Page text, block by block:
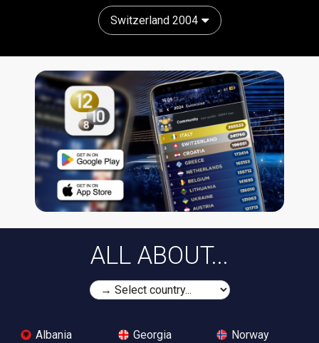
Switzerland 2004
ALL ABOUT...
Albania
Georgia
Norway